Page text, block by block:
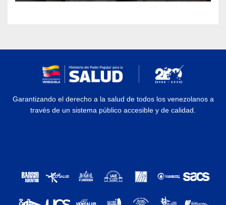
Garantizando el derecho a la salud de todos los venezolanos a
través de un sistema público accesible y de calidad.